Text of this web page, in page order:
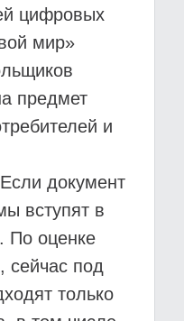
цифровых
мир»
предмет
и
документ
вступят в
По оценке
сейчас под
только